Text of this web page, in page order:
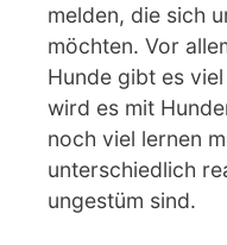
melden, die sich
möchten. Vor
Hunde gibt es
wird es mit
noch viel lernen
unterschiedlich
ungestüm sind.